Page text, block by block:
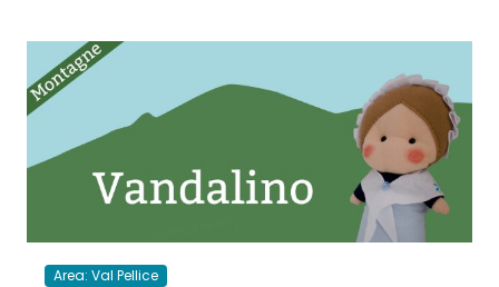
Area: Val Pellice